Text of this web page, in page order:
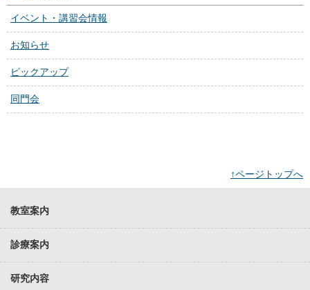
イベント・講習会情報
お知らせ
ピックアップ
同門会
↑ページトップへ
教室案内
診療案内
研究内容